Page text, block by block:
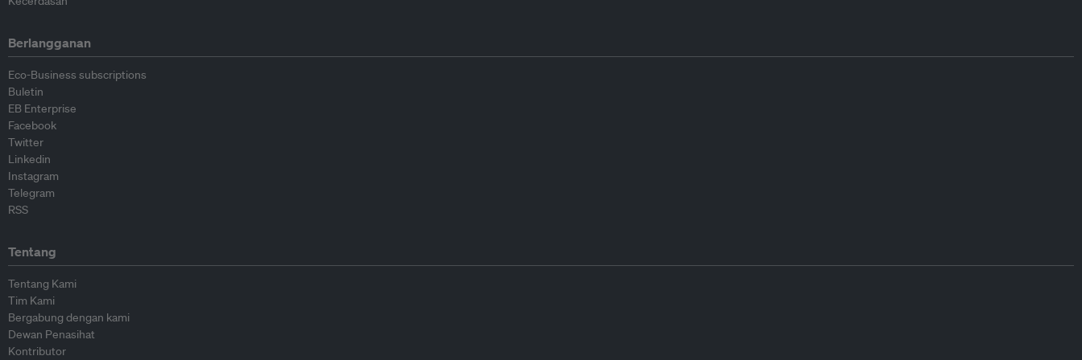
Berlangganan
Eco-Business subscriptions
Buletin
EB Enterprise
Facebook
Twitter
Linkedin
Instagram
Telegram
RSS
Tentang
Tentang Kami
Tim Kami
Bergabung dengan kami
Dewan Penasihat
Kontributor